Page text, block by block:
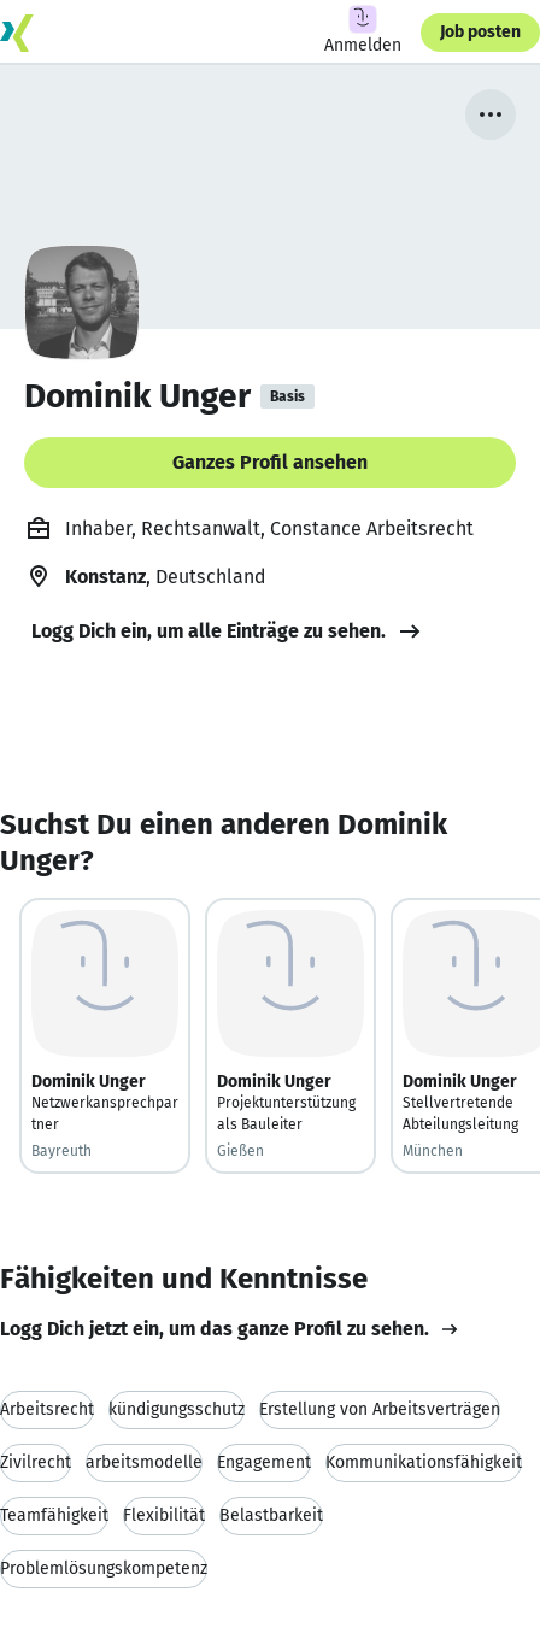
Anmelden
Job posten
Dominik Unger Basis
Ganzes Profil ansehen
Inhaber, Rechtsanwalt, Constance Arbeitsrecht
Konstanz, Deutschland
Logg Dich ein, um alle Einträge zu sehen.
Suchst Du einen anderen Dominik
Unger?
Dominik Unger
Netzwerkansprechpar
tner
Bayreuth
Dominik Unger
Projektunterstützung
als Bauleiter
Gießen
Dominik Unger
Stellvertretende
Abteilungsleitung
München
Fähigkeiten und Kenntnisse
Logg Dich jetzt ein, um das ganze Profil zu sehen.
Arbeitsrecht kündigungsschutz Erstellung von Arbeitsverträgen
Zivilrecht arbeitsmodelle Engagement Kommunikationsfähigkeit
Teamfähigkeit Flexibilität Belastbarkeit
Problemlösungskompetenz